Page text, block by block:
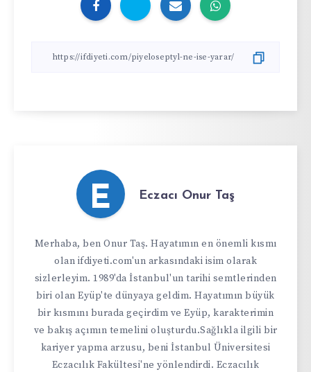
E Eczacı Onur Taş
Merhaba, ben Onur Taş. Hayatımın en önemli kısmı
olan ifdiyeti.com'un arkasındaki isim olarak
sizlerleyim. 1989'da İstanbul'un tarihi semtlerinden
biri olan Eyüp'te dünyaya geldim. Hayatımın büyük
bir kısmını burada geçirdim ve Eyüp, karakterimin
ve bakış açımın temelini oluşturdu.Sağlıkla ilgili bir
kariyer yapma arzusu, beni İstanbul Üniversitesi
Eczacılık Fakültesi'ne yönlendirdi. Eczacılık